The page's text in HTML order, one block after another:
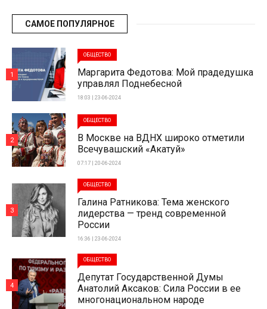
САМОЕ ПОПУЛЯРНОЕ
ОБЩЕСТВО
Маргарита Федотова: Мой прадедушка
управлял Поднебесной
18:03 | 23-06-2024
1
ОБЩЕСТВО
В Москве на ВДНХ широко отметили
Всечувашский «Акатуй»
07:17 | 20-06-2024
2
ОБЩЕСТВО
Галина Ратникова: Тема женского
лидерства — тренд современной
России
16:36 | 23-06-2024
3
ОБЩЕСТВО
Депутат Государственной Думы
Анатолий Аксаков: Сила России в ее
многонациональном народе
4